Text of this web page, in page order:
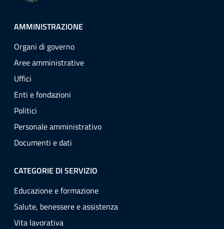
AMMINISTRAZIONE
Organi di governo
Aree amministrative
Uffici
Enti e fondazioni
Politici
Personale amministrativo
Documenti e dati
CATEGORIE DI SERVIZIO
Educazione e formazione
Salute, benessere e assistenza
Vita lavorativa